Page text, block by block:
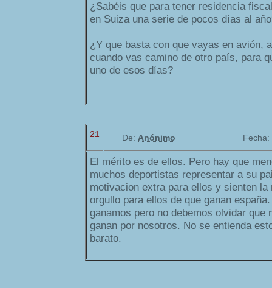
¿Sabéis que para tener residencia
en Suiza una serie de pocos días al
¿Y que basta con que vayas en avión,
cuando vas camino de otro país, para
uno de esos días?
21 De: Anónimo Fecha:
El mérito es de ellos. Pero hay que
muchos deportistas representar a su
motivacion extra para ellos y sienten la
orgullo para ellos de que ganan
ganamos pero no debemos olvidar que
ganan por nosotros. No se entienda
barato.